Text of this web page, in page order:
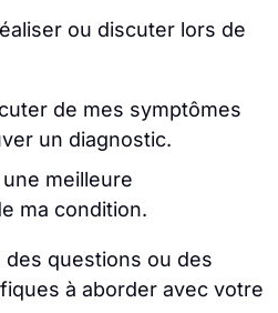
ou discuter lors de
de mes symptômes
un diagnostic.
meilleure
ma condition.
questions ou des
à aborder avec votre